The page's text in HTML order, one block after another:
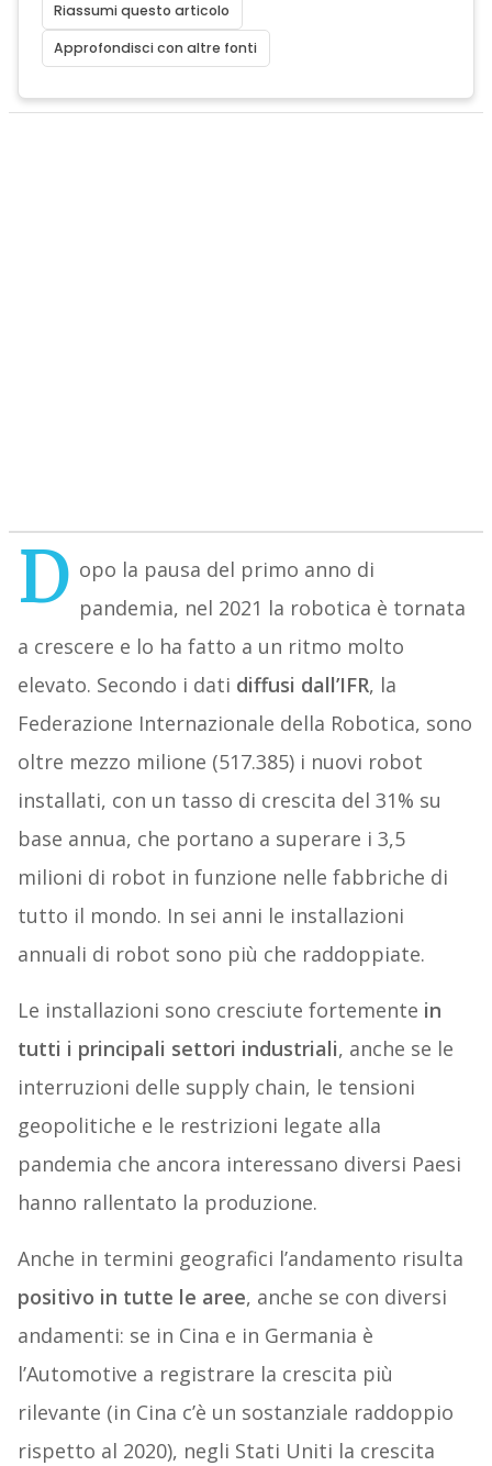
Riassumi questo articolo
Approfondisci con altre fonti
D opo la pausa del primo anno di
pandemia, nel 2021 la robotica è tornata
a crescere e lo ha fatto a un ritmo molto
elevato. Secondo i dati diffusi dall’IFR, la
Federazione Internazionale della Robotica, sono
oltre mezzo milione (517.385) i nuovi robot
installati, con un tasso di crescita del 31% su
base annua, che portano a superare i 3,5
milioni di robot in funzione nelle fabbriche di
tutto il mondo. In sei anni le installazioni
annuali di robot sono più che raddoppiate.
Le installazioni sono cresciute fortemente in
tutti i principali settori industriali, anche se le
interruzioni delle supply chain, le tensioni
geopolitiche e le restrizioni legate alla
pandemia che ancora interessano diversi Paesi
hanno rallentato la produzione.
Anche in termini geografici l’andamento risulta
positivo in tutte le aree, anche se con diversi
andamenti: se in Cina e in Germania è
l’Automotive a registrare la crescita più
rilevante (in Cina c’è un sostanziale raddoppio
rispetto al 2020), negli Stati Uniti la crescita